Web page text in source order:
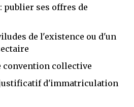
publier ses offres de
de l'existence ou d'un
convention collective
d'immatriculation